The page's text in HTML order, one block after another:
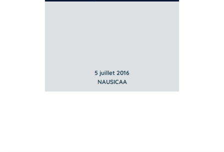
5 juillet 2016
NAUSICAA